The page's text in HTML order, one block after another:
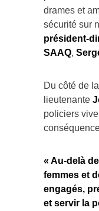
drames et
sécurité sur
président-
SAAQ,
Du côté de
lieutenante
policiers
« Au-delà
femmes et
engagés,
et servir la